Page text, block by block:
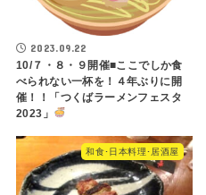
2023.09.22
10/７・８・９開催■ここでしか食
べられない一杯を！４年ぶりに開
催！！「つくばラーメンフェスタ
2023」
和食･日本料理･居酒屋